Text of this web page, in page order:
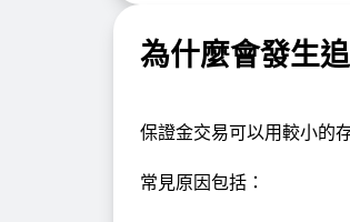
為什麼會發生
保證金交易可以用較小的
常見原因包括：